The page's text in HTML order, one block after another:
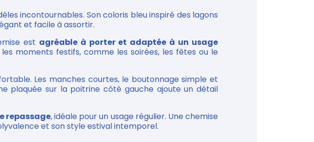
incontournables. Son coloris bleu inspiré des lagons
et facile à assortir.
est agréable à porter et adaptée à un usage
moments festifs, comme les soirées, les fêtes ou le
Les manches courtes, le boutonnage simple et
plaquée sur la poitrine côté gauche ajoute un détail
repassage, idéale pour un usage régulier. Une chemise
et son style estival intemporel.